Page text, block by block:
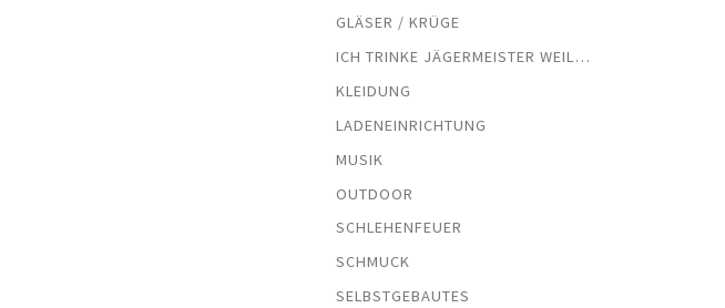
GLÄSER / KRÜGE
ICH TRINKE JÄGERMEISTER WEIL…
KLEIDUNG
LADENEINRICHTUNG
MUSIK
OUTDOOR
SCHLEHENFEUER
SCHMUCK
SELBSTGEBAUTES